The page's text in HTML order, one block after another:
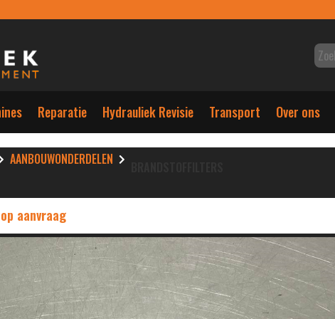
Reparatie Hydrauliek Revisie Transport Over ons
AANBOUWONDERDELEN
aanvraag